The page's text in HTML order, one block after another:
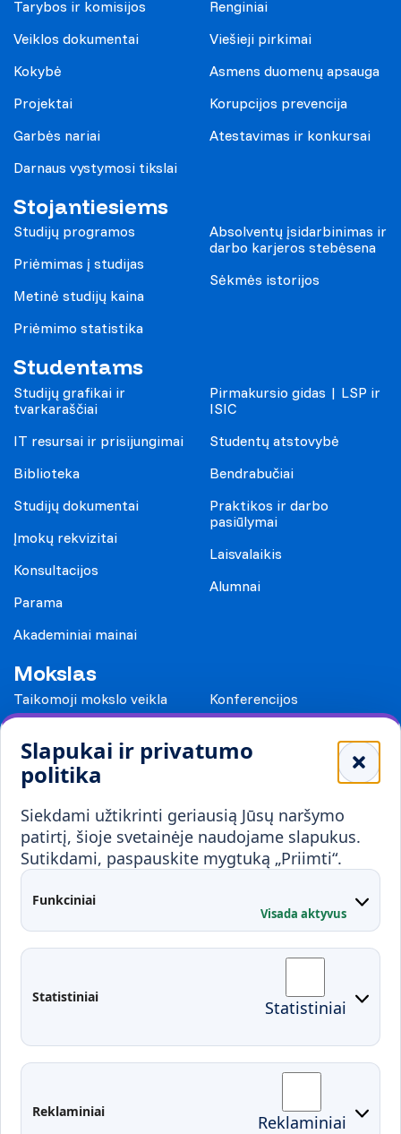
Slapukai ir privatumo
politika
Siekdami užtikrinti geriausią Jūsų naršymo
patirtį, šioje svetainėje naudojame slapukus.
Sutikdami, paspauskite mygtuką „Priimti“.
Funkciniai
Visada aktyvus
Statistiniai Statistiniai
Reklaminiai Reklaminiai
Tarybos ir komisijos
Veiklos dokumentai
Kokybė
Projektai
Garbės nariai
Darnaus vystymosi tikslai
Renginiai
Viešieji pirkimai
Asmens duomenų apsauga
Korupcijos prevencija
Atestavimas ir konkursai
Stojantiesiems
Studijų programos
Priėmimas į studijas
Metinė studijų kaina
Priėmimo statistika
Absolventų įsidarbinimas ir
darbo karjeros stebėsena
Sėkmės istorijos
Studentams
Studijų grafikai ir
tvarkaraščiai
IT resursai ir prisijungimai
Biblioteka
Studijų dokumentai
Įmokų rekvizitai
Konsultacijos
Parama
Akademiniai mainai
Pirmakursio gidas | LSP ir
ISIC
Studentų atstovybė
Bendrabučiai
Praktikos ir darbo
pasiūlymai
Laisvalaikis
Alumnai
Mokslas
Taikomoji mokslo veikla
Konferencijos
Mokykloms
Visuomenei ir verslui
Mokymai ir konsultavimas
Partnerystės
Karjera
Kontaktai
Administracija
Fakultetai
Studentų atstovybė
Moodle
EDINA
Pasirengimas ekstremaliai